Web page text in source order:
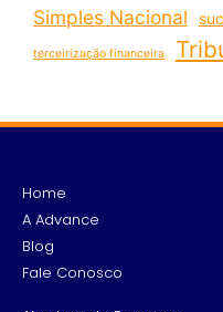
Simples Nacional
terceirização financeira
Home
A Advance
Blog
Fale Conosco